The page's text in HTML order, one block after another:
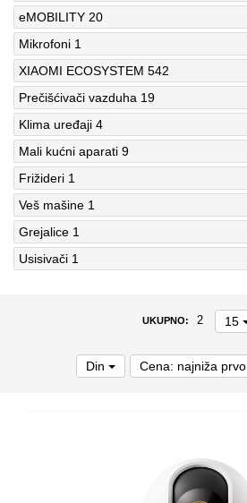
eMOBILITY 20
Mikrofoni 1
XIAOMI ECOSYSTEM 542
Prečišćivači vazduha 19
Klima uređaji 4
Mali kućni aparati 9
Frižideri 1
Veš mašine 1
Grejalice 1
Usisivači 1
UKUPNO: 2 15
Din Cena: najniža prvo